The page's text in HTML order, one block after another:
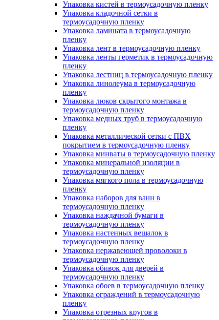
Упаковка кистей в термоусадочную пленку
Упаковка кладочной сетки в
термоусадочную пленку
Упаковка ламината в термоусадочную
пленку
Упаковка лент в термоусадочную пленку
Упаковка ленты герметик в термоусадочную
пленку
Упаковка лестниц в термоусадочную пленку
Упаковка линолеума в термоусадочную
пленку
Упаковка люков скрытого монтажа в
термоусадочную пленку
Упаковка медных труб в термоусадочную
пленку
Упаковка металлической сетки с ПВХ
покрытием в термоусадочную пленку
Упаковка минваты в термоусадочную пленку
Упаковка минеральной изоляции в
термоусадочную пленку
Упаковка мягкого пола в термоусадочную
пленку
Упаковка наборов для ванн в
термоусадочную пленку
Упаковка наждачной бумаги в
термоусадочную пленку
Упаковка настенных вешалок в
термоусадочную пленку
Упаковка нержавеющей проволоки в
термоусадочную пленку
Упаковка обивок для дверей в
термоусадочную пленку
Упаковка обоев в термоусадочную пленку
Упаковка ограждений в термоусадочную
пленку
Упаковка отрезных кругов в